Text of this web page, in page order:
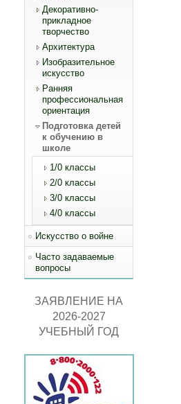
Декоративно-
прикладное
творчество
Архитектура
Изобразительное
искусство
Ранняя
профессиональная
ориентация
Подготовка детей
к обучению в
школе
1/0 классы
2/0 классы
3/0 классы
4/0 классы
Искусство о войне
Часто задаваемые
вопросы
ЗАЯВЛЕНИЕ НА
2026-2027
УЧЕБНЫЙ ГОД